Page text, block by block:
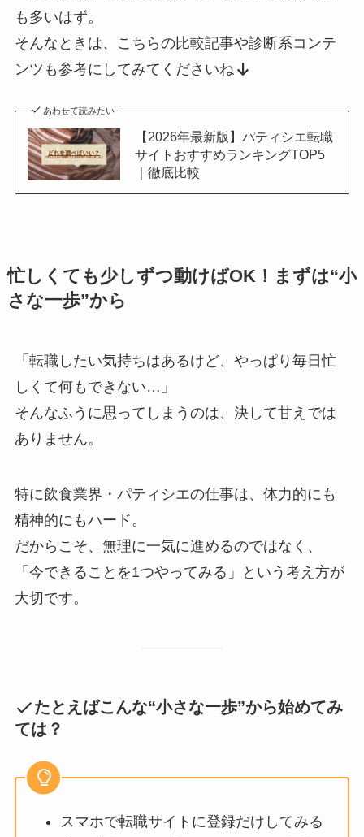
も多いはず。
そんなときは、こちらの比較記事や診断系コンテ
ンツも参考にしてみてくださいね
あわせて読みたい
【2026年最新版】パティシエ転職
サイトおすすめランキングTOP5
｜徹底比較
忙しくても少しずつ動けばOK！まずは“小
さな一歩”から
「転職したい気持ちはあるけど、やっぱり毎日忙
しくて何もできない…」
そんなふうに思ってしまうのは、決して甘えでは
ありません。
特に飲食業界・パティシエの仕事は、体力的にも
精神的にもハード。
だからこそ、無理に一気に進めるのではなく、
「今できることを1つやってみる」という考え方が
大切です。
たとえばこんな“小さな一歩”から始めてみ
ては？
スマホで転職サイトに登録だけしてみる